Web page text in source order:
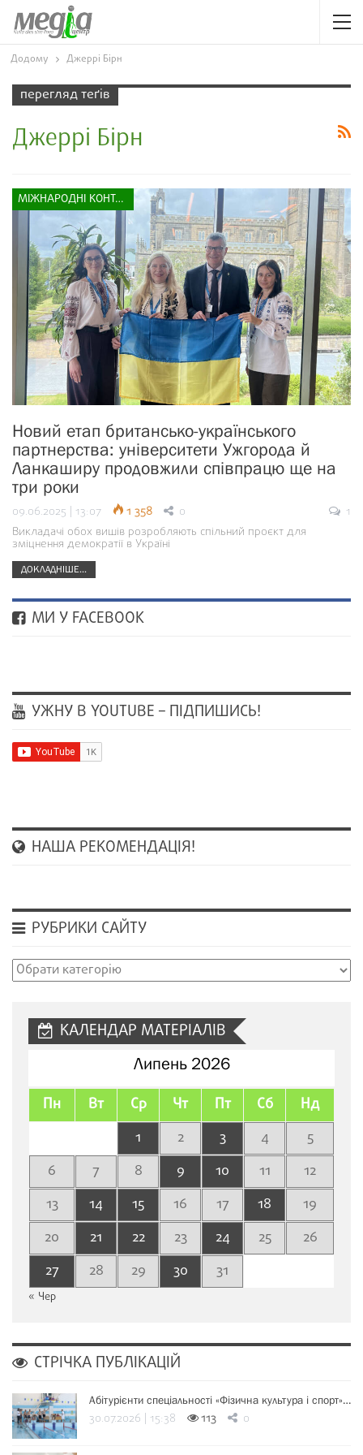
Додому Джеррі Бірн
перегляд теґів
Джеррі Бірн
МІЖНАРОДНІ КОНТАКТИ
Новий етап британсько-українського
партнерства: університети Ужгорода й
Ланкаширу продовжили співпрацю ще на
три роки
09.06.2025 | 13:07 1 358 0
1
Викладачі обох вишів розробляють спільний проєкт для
зміцнення демократії в Україні
ДОКЛАДНІШЕ...
МИ У FACEBOOK
УЖНУ В YOUTUBE – ПІДПИШИСЬ!
НАША РЕКОМЕНДАЦІЯ!
РУБРИКИ САЙТУ
Рубрики
КАЛЕНДАР МАТЕРІАЛІВ
Липень 2026
Пн Вт Ср Чт Пт Сб Нд
1 2 3 4
5
6
7 8 9 10 11
12
13
14 15 16 17 18
19
20
21 22 23 24 25
26
27
28 29 30 31
« Чер
СТРІЧКА ПУБЛІКАЦІЙ
Абітурієнти спеціальності «Фізична культура і спорт»…
30.07.2026 | 15:38 113 0